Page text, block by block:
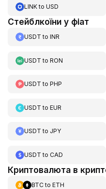
LINKto USD
Стейблкоїни у фіат
USDT to INR
USDT to RON
USDT to PHP
USDT to EUR
USDT to JPY
USDT to CAD
Криптовалюта в
BTCto ETH